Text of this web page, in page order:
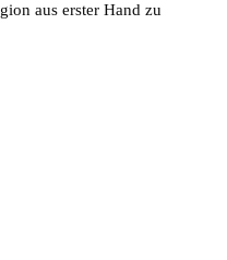
aus erster Hand zu